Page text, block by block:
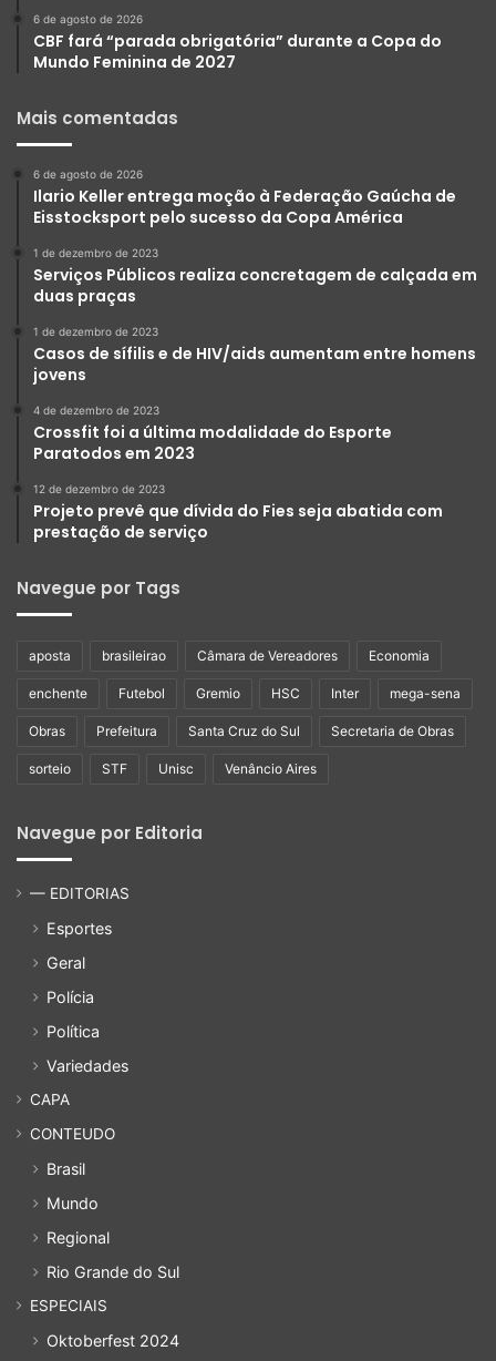
6 de agosto de 2026
CBF fará “parada obrigatória” durante a Copa do
Mundo Feminina de 2027
Mais comentadas
6 de agosto de 2026
Ilario Keller entrega moção à Federação Gaúcha de
Eisstocksport pelo sucesso da Copa América
1 de dezembro de 2023
Serviços Públicos realiza concretagem de calçada em
duas praças
1 de dezembro de 2023
Casos de sífilis e de HIV/aids aumentam entre homens
jovens
4 de dezembro de 2023
Crossfit foi a última modalidade do Esporte
Paratodos em 2023
12 de dezembro de 2023
Projeto prevê que dívida do Fies seja abatida com
prestação de serviço
Navegue por Tags
aposta brasileirao Câmara de Vereadores Economia
enchente Futebol Gremio HSC Inter mega-sena
Obras Prefeitura Santa Cruz do Sul Secretaria de Obras
sorteio STF Unisc Venâncio Aires
Navegue por Editoria
— EDITORIAS
Esportes
Geral
Polícia
Política
Variedades
CAPA
CONTEUDO
Brasil
Mundo
Regional
Rio Grande do Sul
ESPECIAIS
Oktoberfest 2024